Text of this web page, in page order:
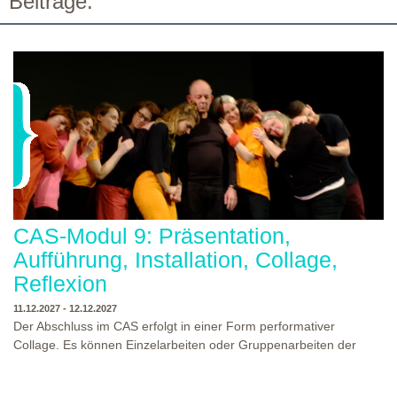
CAS-Modul 9: Präsentation,
Aufführung, Installation, Collage,
Reflexion
11.12.2027 - 12.12.2027
Der Abschluss im CAS erfolgt in einer Form performativer
Collage. Es können Einzelarbeiten oder Gruppenarbeiten der